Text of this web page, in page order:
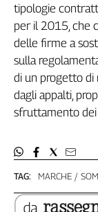
Romagna
Friuli
Venezia
Giulia
Lazio
Liguria
Lombardia
Piemonte
Sardegna
Sicilia
TAG: MARCHE
tipologie
per il 2015, che
delle firme a
sulla
di un progetto di
dagli appalti,
sfruttamento dei